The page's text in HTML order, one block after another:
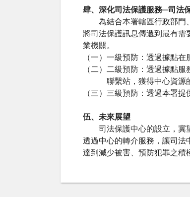
肆、深化司法保護服務─司法
為結合本署轄區行政部門、
將司法保護訊息傳遞到最有
業機關。
（一）一級預防：透過據點
（二）二級預防：透過據點
聯繫站，獲得中心資源
（三）三級預防：透過本署
伍、未來展望
司法保護中心的設立，冀望
透過中心的轉介服務，讓司法
達到減少被害、預防犯罪之積